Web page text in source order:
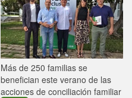
Más de 250 familias se
benefician este verano de las
acciones de conciliación familiar